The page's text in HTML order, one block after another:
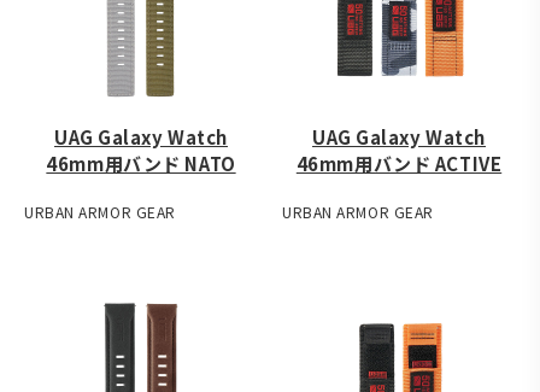
UAG Galaxy Watch
46mm用バンド NATO
URBAN ARMOR GEAR
UAG Galaxy Watch
46mm用バンド ACTIVE
URBAN ARMOR GEAR